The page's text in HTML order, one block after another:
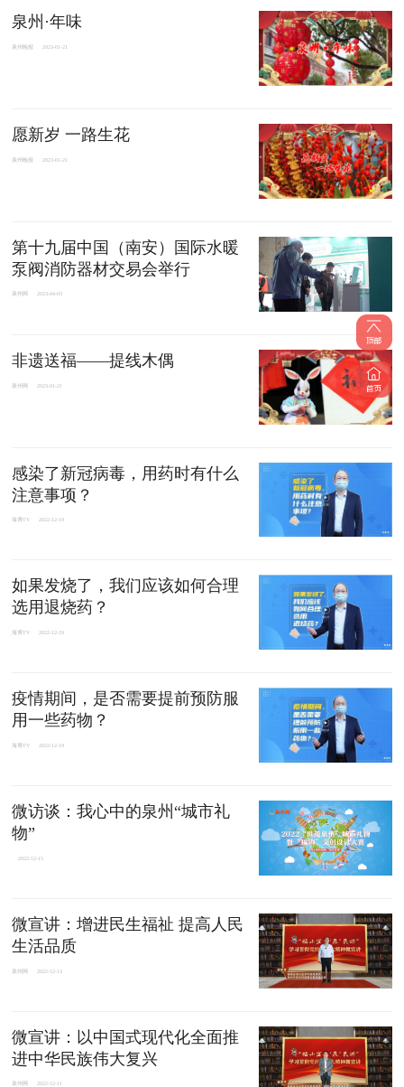
泉州·年味
泉州晚报 2023-01-21
愿新岁 一路生花
泉州晚报 2023-01-21
第十九届中国（南安）国际水暖
泵阀消防器材交易会举行
泉州网 2023-04-03
非遗送福——提线木偶
泉州网 2023-01-21
感染了新冠病毒，用药时有什么
注意事项？
海博TV 2022-12-19
如果发烧了，我们应该如何合理
选用退烧药？
海博TV 2022-12-19
疫情期间，是否需要提前预防服
用一些药物？
海博TV 2022-12-19
微访谈：我心中的泉州“城市礼
物”
2022-12-15
微宣讲：增进民生福祉 提高人民
生活品质
泉州网 2022-12-13
微宣讲：以中国式现代化全面推
进中华民族伟大复兴
泉州网 2022-12-11